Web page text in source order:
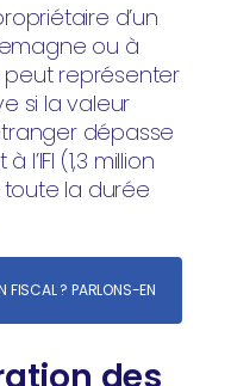
d’un
ou à
représenter
si la valeur
dépasse
l’IFI (1,3 million
toute la durée
FISCAL ? PARLONS-EN